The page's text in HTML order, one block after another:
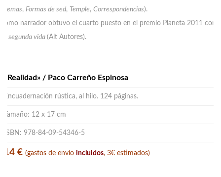
poemas, Formas de sed, Temple, Correspondencias).
Como narrador obtuvo el cuarto puesto en el premio Planeta 2011 con
La segunda vida (Alt Autores).
«Realidad» / Paco Carreño Espinosa
Encuadernación rústica, al hilo. 124 páginas.
Tamaño: 12 x 17 cm
ISBN: 978-84-09-54346-5
14 € (gastos de envío incluidos, 3€ estimados)